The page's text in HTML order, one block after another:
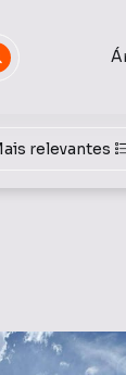
relevantes